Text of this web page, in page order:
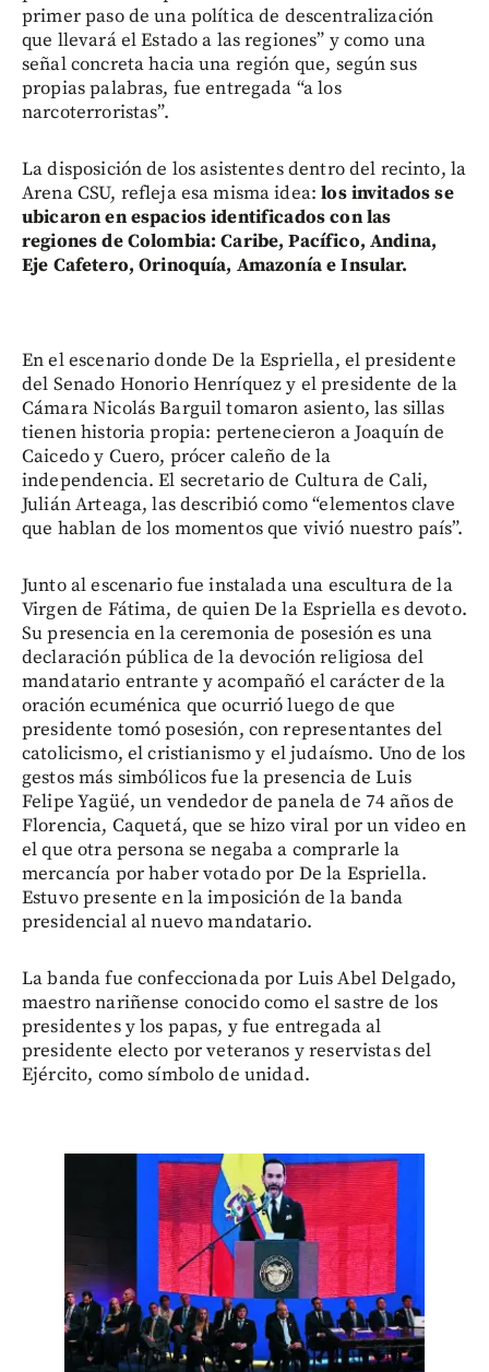
primer paso de una política de descentralización
que llevará el Estado a las regiones” y como una
señal concreta hacia una región que, según sus
propias palabras, fue entregada “a los
narcoterroristas”.
La disposición de los asistentes dentro del recinto, la
Arena CSU, refleja esa misma idea:los invitados se
ubicaron en espacios identificados con las
regiones de Colombia: Caribe, Pacífico, Andina,
Eje Cafetero, Orinoquía, Amazonía e Insular.
En el escenario donde De la Espriella, el presidente
del Senado Honorio Henríquez y el presidente de la
Cámara Nicolás Barguil tomaron asiento, las sillas
tienen historia propia: pertenecieron a Joaquín de
Caicedo y Cuero, prócer caleño de la
independencia. El secretario de Cultura de Cali,
Julián Arteaga, las describió como “elementos clave
que hablan de los momentos que vivió nuestro país”.
Junto al escenario fue instalada una escultura de la
Virgen de Fátima, de quien De la Espriella es devoto.
Su presencia en la ceremonia de posesión es una
declaración pública de la devoción religiosa del
mandatario entrante y acompañó el carácter de la
oración ecuménica que ocurrió luego de que
presidente tomó posesión, con representantes del
catolicismo, el cristianismo y el judaísmo. Uno de los
gestos más simbólicos fue la presencia de Luis
Felipe Yagüé, un vendedor de panela de 74 años de
Florencia, Caquetá, que se hizo viral por un video en
el que otra persona se negaba a comprarle la
mercancía por haber votado por De la Espriella.
Estuvo presente en la imposición de la banda
presidencial al nuevo mandatario.
La banda fue confeccionada por Luis Abel Delgado,
maestro nariñense conocido como el sastre de los
presidentes y los papas, y fue entregada al
presidente electo por veteranos y reservistas del
Ejército, como símbolo de unidad.